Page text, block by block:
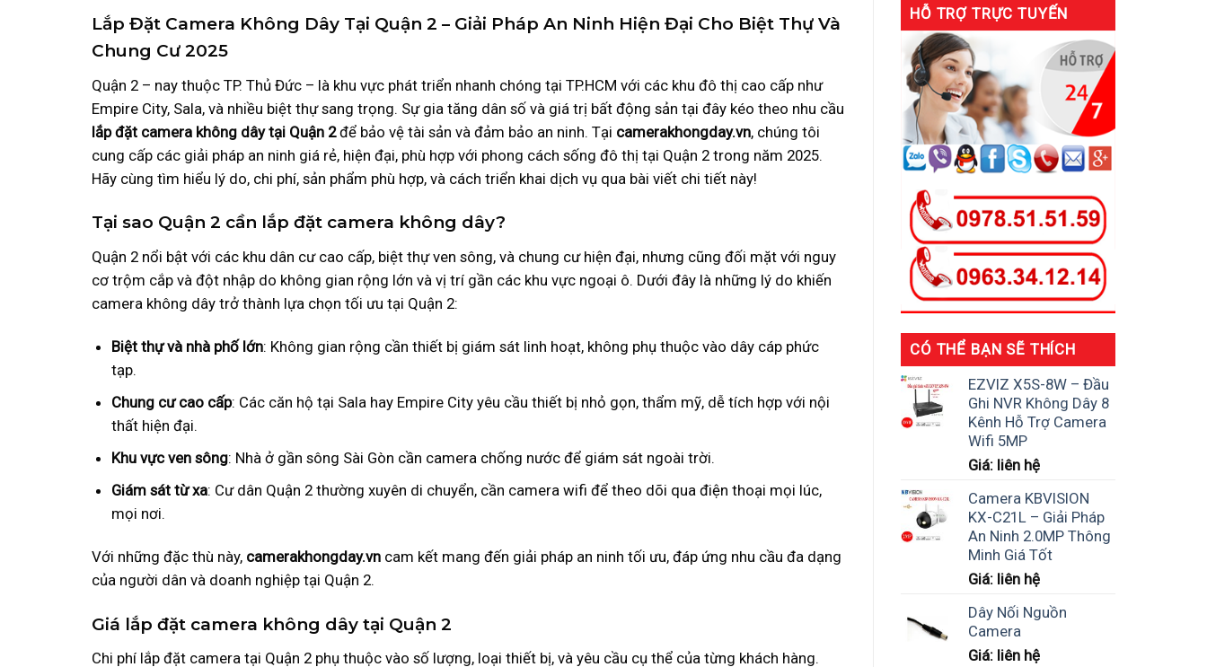
Lắp Đặt Camera Không Dây Tại Quận 2 – Giải Pháp An Ninh Hiện Đại Cho Biệt Thự Và
Chung Cư 2025
Quận 2 – nay thuộc TP. Thủ Đức – là khu vực phát triển nhanh chóng tại TP.HCM với các khu đô thị cao cấp như
Empire City, Sala, và nhiều biệt thự sang trọng. Sự gia tăng dân số và giá trị bất động sản tại đây kéo theo nhu cầu
lắp đặt camera không dây tại Quận 2để bảo vệ tài sản và đảm bảo an ninh. Tại camerakhongday.vn, chúng tôi
cung cấp các giải pháp an ninh giá rẻ, hiện đại, phù hợp với phong cách sống đô thị tại Quận 2 trong năm 2025.
Hãy cùng tìm hiểu lý do, chi phí, sản phẩm phù hợp, và cách triển khai dịch vụ qua bài viết chi tiết này!
Tại sao Quận 2 cần lắp đặt camera không dây?
Quận 2 nổi bật với các khu dân cư cao cấp, biệt thự ven sông, và chung cư hiện đại, nhưng cũng đối mặt với nguy
cơ trộm cắp và đột nhập do không gian rộng lớn và vị trí gần các khu vực ngoại ô. Dưới đây là những lý do khiến
camera không dây trở thành lựa chọn tối ưu tại Quận 2:
Biệt thự và nhà phố lớn: Không gian rộng cần thiết bị giám sát linh hoạt, không phụ thuộc vào dây cáp phức
tạp.
Chung cư cao cấp: Các căn hộ tại Sala hay Empire City yêu cầu thiết bị nhỏ gọn, thẩm mỹ, dễ tích hợp với nội
thất hiện đại.
Khu vực ven sông: Nhà ở gần sông Sài Gòn cần camera chống nước để giám sát ngoài trời.
Giám sát từ xa: Cư dân Quận 2 thường xuyên di chuyển, cần camera wifi để theo dõi qua điện thoại mọi lúc,
mọi nơi.
Với những đặc thù này, camerakhongday.vn cam kết mang đến giải pháp an ninh tối ưu, đáp ứng nhu cầu đa dạng
của người dân và doanh nghiệp tại Quận 2.
Giá lắp đặt camera không dây tại Quận 2
Chi phí lắp đặt camera tại Quận 2 phụ thuộc vào số lượng, loại thiết bị, và yêu cầu cụ thể của từng khách hàng.
HỖ TRỢ TRỰC TUYẾN
CÓ THỂ BẠN SẼ THÍCH
EZVIZ X5S-8W – Đầu
Ghi NVR Không Dây 8
Kênh Hỗ Trợ Camera
Wifi 5MP
Giá: liên hệ
Camera KBVISION
KX-C21L – Giải Pháp
An Ninh 2.0MP Thông
Minh Giá Tốt
Giá: liên hệ
Dây Nối Nguồn
Camera
Giá: liên hệ